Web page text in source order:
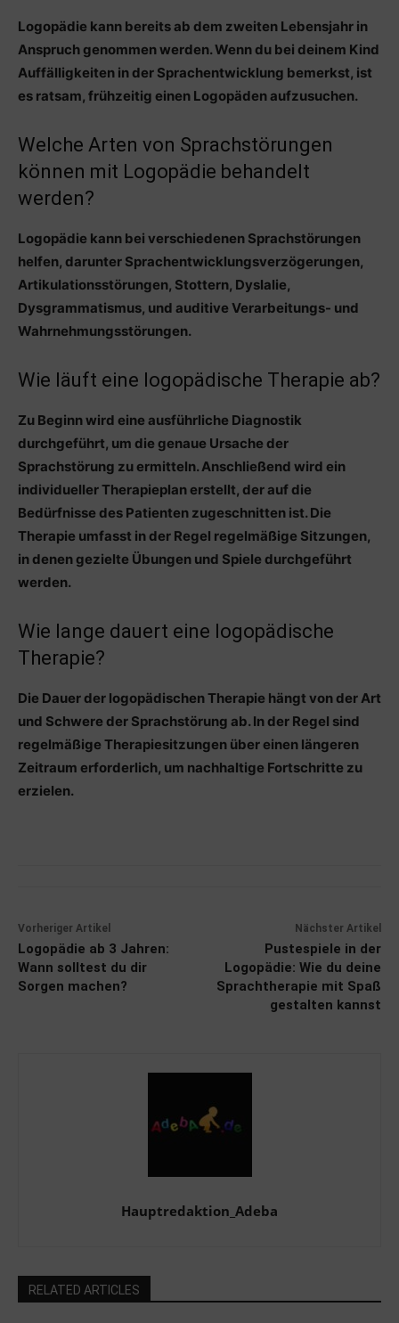
Logopädie kann bereits ab dem zweiten Lebensjahr in
Anspruch genommen werden. Wenn du bei deinem Kind
Auffälligkeiten in der Sprachentwicklung bemerkst, ist
es ratsam, frühzeitig einen Logopäden aufzusuchen.
Welche Arten von Sprachstörungen
können mit Logopädie behandelt
werden?
Logopädie kann bei verschiedenen Sprachstörungen
helfen, darunter Sprachentwicklungsverzögerungen,
Artikulationsstörungen, Stottern, Dyslalie,
Dysgrammatismus, und auditive Verarbeitungs- und
Wahrnehmungsstörungen.
Wie läuft eine logopädische Therapie ab?
Zu Beginn wird eine ausführliche Diagnostik
durchgeführt, um die genaue Ursache der
Sprachstörung zu ermitteln. Anschließend wird ein
individueller Therapieplan erstellt, der auf die
Bedürfnisse des Patienten zugeschnitten ist. Die
Therapie umfasst in der Regel regelmäßige Sitzungen,
in denen gezielte Übungen und Spiele durchgeführt
werden.
Wie lange dauert eine logopädische
Therapie?
Die Dauer der logopädischen Therapie hängt von der Art
und Schwere der Sprachstörung ab. In der Regel sind
regelmäßige Therapiesitzungen über einen längeren
Zeitraum erforderlich, um nachhaltige Fortschritte zu
erzielen.
Vorheriger Artikel
Logopädie ab 3 Jahren:
Wann solltest du dir
Sorgen machen?
Nächster Artikel
Pustespiele in der
Logopädie: Wie du deine
Sprachtherapie mit Spaß
gestalten kannst
Hauptredaktion_Adeba
RELATED ARTICLES